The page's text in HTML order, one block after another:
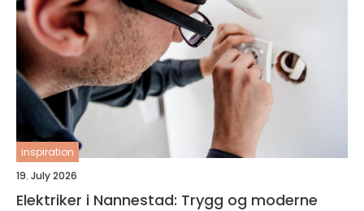
inspiration
19. July 2026
Elektriker i Nannestad: Trygg og moderne